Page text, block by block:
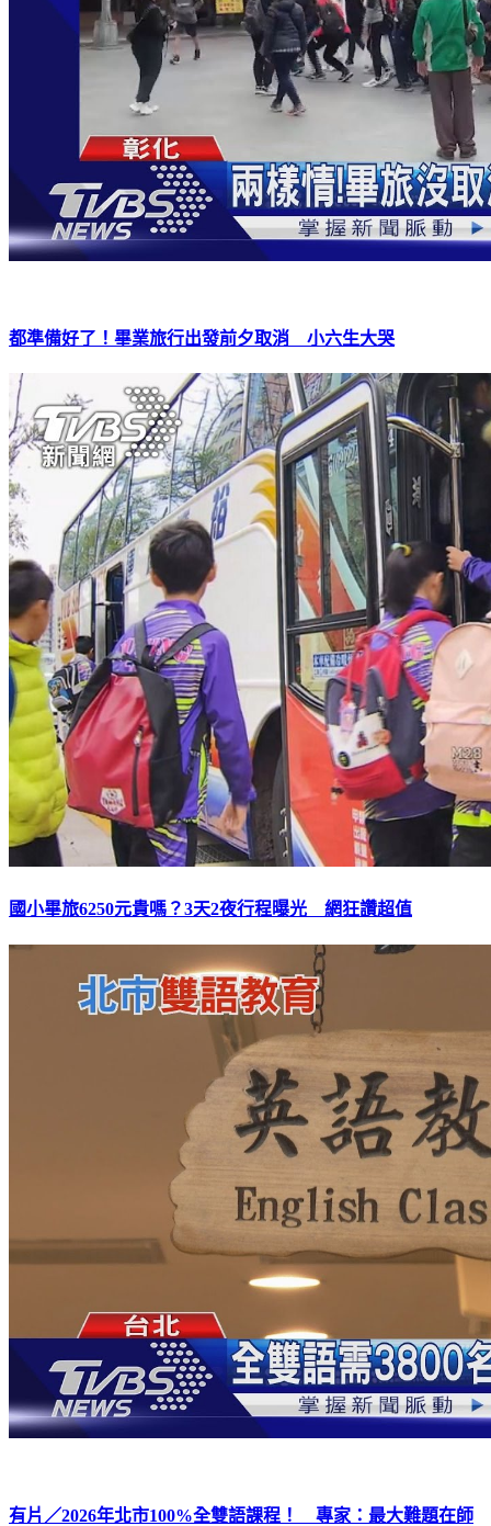
都準備好了！畢業旅行出發前夕取消 小六生大哭
國小畢旅6250元貴嗎？3天2夜行程曝光 網狂讚超值
有片／2026年北市100%全雙語課程！ 專家：最大難題在師